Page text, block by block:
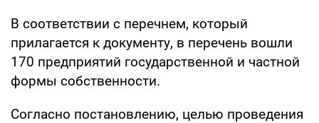
В соответствии с перечнем, который
прилагается к документу, в перечень вошли
170 предприятий государственной и частной
формы собственности.
Согласно постановлению, целью проведения